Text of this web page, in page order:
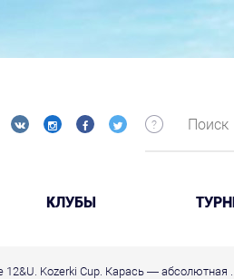
КЛУБЫ
12&U. Kozerki Cup. Карась — абсолютная